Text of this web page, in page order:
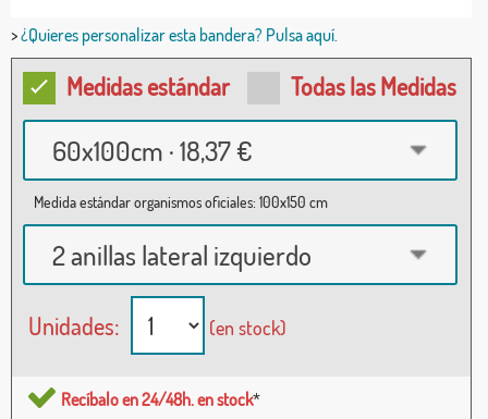
>¿Quieres personalizar esta bandera? Pulsa aquí.
Medidas estándar Todas las Medidas
60x100cm · 18,37 €
Medida estándar organismos oficiales: 100x150 cm
2 anillas lateral izquierdo
Unidades: (en stock)
Recíbalo en 24/48h. en stock*